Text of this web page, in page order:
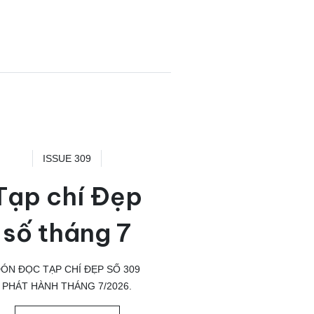
ISSUE 309
chí Đẹp
số tháng 7
ĐỌC TẠP CHÍ ĐẸP SỐ 309
PHÁT HÀNH THÁNG 7/2026.